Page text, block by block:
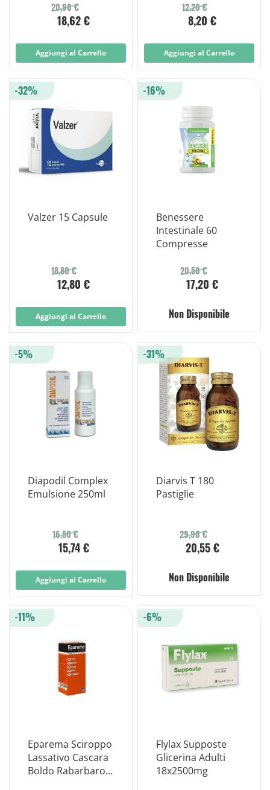
20,90 €
18,62 €
Aggiungi al Carrello
Sulfadiazina
Tubetto 25g
12,20 €
8,20 €
Aggiungi al Carrello
Valzer 15 Capsule
18,80 €
12,80 €
-32%
Aggiungi al Carrello
Benessere
Intestinale 60
Compresse
20,50 €
17,20 €
-16%
Non Disponibile
Diapodil Complex
Emulsione 250ml
16,50 €
15,74 €
-5%
Aggiungi al Carrello
Diarvis T 180
Pastiglie
29,90 €
20,55 €
-31%
Non Disponibile
Eparema Sciroppo
Lassativo Cascara
Boldo Rabarbaro
-11%
Flylax Supposte
Glicerina Adulti
18x2500mg
-6%